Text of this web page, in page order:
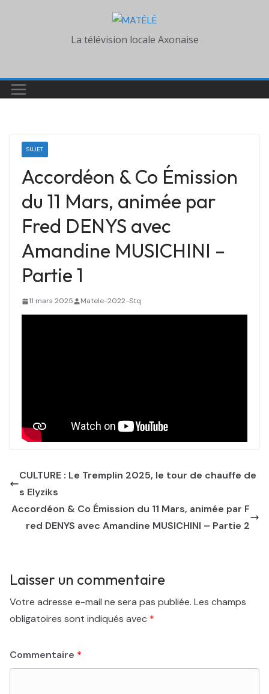
La télévision locale Axonaise
SUJET
Accordéon & Co Émission
du 11 Mars, animée par
Fred DENYS avec
Amandine MUSICHINI –
Partie 1
11 mars 2025 Matele-2022-Stq
CULTURE : Le Tremplin 2025, le tour de chauffe de
s Elyziks
Accordéon & Co Émission du 11 Mars, animée par F
red DENYS avec Amandine MUSICHINI – Partie 2
Laisser un commentaire
Votre adresse e-mail ne sera pas publiée. Les champs
obligatoires sont indiqués avec *
Commentaire *